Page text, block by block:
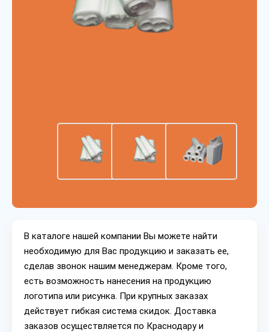
В каталоге нашей компании Вы можете найти
необходимую для Вас продукцию и заказать ее,
сделав звонок нашим менеджерам. Кроме того,
есть возможность нанесения на продукцию
логотипа или рисунка. При крупных заказах
действует гибкая система скидок. Доставка
заказов осуществляется по Краснодару и